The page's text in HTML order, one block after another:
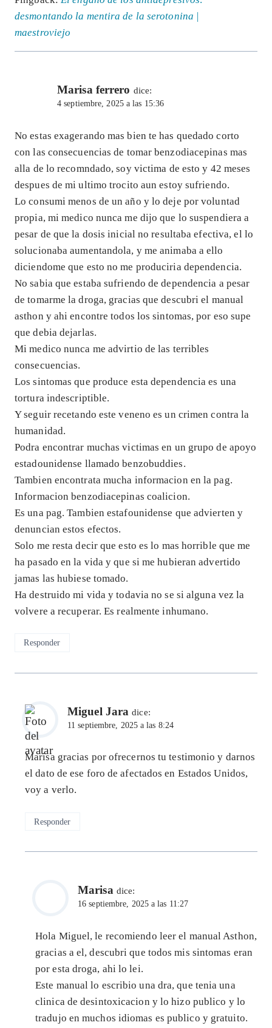
desmontando la mentira de la serotonina |
maestroviejo
Marisa ferrero dice:
4 septiembre, 2025 a las 15:36
No estas exagerando mas bien te has quedado corto
con las consecuencias de tomar benzodiacepinas mas
alla de lo recomndado, soy victima de esto y 42 meses
despues de mi ultimo trocito aun estoy sufriendo.
Lo consumi menos de un año y lo deje por voluntad
propia, mi medico nunca me dijo que lo suspendiera a
pesar de que la dosis inicial no resultaba efectiva, el lo
solucionaba aumentandola, y me animaba a ello
diciendome que esto no me produciria dependencia.
No sabia que estaba sufriendo de dependencia a pesar
de tomarme la droga, gracias que descubri el manual
asthon y ahi encontre todos los sintomas, por eso supe
que debia dejarlas.
Mi medico nunca me advirtio de las terribles
consecuencias.
Los sintomas que produce esta dependencia es una
tortura indescriptible.
Y seguir recetando este veneno es un crimen contra la
humanidad.
Podra encontrar muchas victimas en un grupo de apoyo
estadounidense llamado benzobuddies.
Tambien encontrata mucha informacion en la pag.
Informacion benzodiacepinas coalicion.
Es una pag. Tambien estafounidense que advierten y
denuncian estos efectos.
Solo me resta decir que esto es lo mas horrible que me
ha pasado en la vida y que si me hubieran advertido
jamas las hubiese tomado.
Ha destruido mi vida y todavia no se si alguna vez la
volvere a recuperar. Es realmente inhumano.
Responder
Miguel Jara dice:
11 septiembre, 2025 a las 8:24
Marisa gracias por ofrecernos tu testimonio y darnos
el dato de ese foro de afectados en Estados Unidos,
voy a verlo.
Responder
Marisa dice:
16 septiembre, 2025 a las 11:27
Hola Miguel, le recomiendo leer el manual Asthon,
gracias a el, descubri que todos mis sintomas eran
por esta droga, ahi lo lei.
Este manual lo escribio una dra, que tenia una
clinica de desintoxicacion y lo hizo publico y lo
tradujo en muchos idiomas es publico y gratuito.